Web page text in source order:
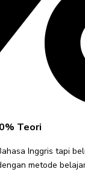
Teori
Inggris tapi
metode